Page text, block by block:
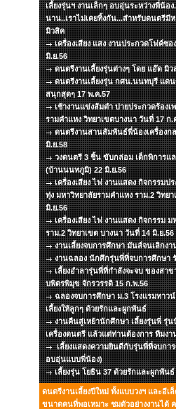
เลี้ยงรุ่นฯ งานเล็กๆ อบอุ่นระหว่างพี่น้อง
นาน..เราไม่เคยทิ้งกัน...สำหรับดนตรีมี
มิวสิค
เครื่องเสียง แสง งานประกวดโฟค์ซอ
มิ.ย.56
ดนตรีงานเลี้ยงรุ่นต่างๆ โดย แอ๊ด มิว
ดนตรีงานเลี้ยงรุ่น กศน.นนทบุรี แด
สนุกสุดๆ 17 พ.ค.57
เช้างานแข่งส้มตำ บ่ายประกวดร้องเ
รามคำแหง วิทยาเขตบางนา วันที่ 17 ก.
ดนตรีงานสานสัมพันธ์พี่น้องเครื่องก
มิ.ย.58
วงดนตรี 3 ชิ้น ขับกล่อม เด็กพิการแ
(บ้านนนทภูมิ) 22 มิ.ย.56
เครื่องเสียง ไฟ งานแสดง กิจกรรมป
ทุ่ง มหาวิทยาลัยรามคำแหง ราม.2 วิทย
มิ.ย.56
เครื่องเสียง ไฟ งานแสดง กิจกรรม
ราม.2 วิทยาเขต บางนา วันที่ 14 มิ.ย.56
งานเลี้ยงจบการศึกษา มันส์จนเลิกงา
งานฉลอง นักศึกรุ่นพี่ที่จบการศึกษา
เลี้ยงอำลารุ่นพี่ที่กำลังจะจบ ของสา
บพิตรพิมุข จักรวรรดิ 15 ก.พ.56
ฉลองจบการศึกษา ม.3 โรงแรมทาว
เลี้ยงให้ลูกๆ ด้วยรักและผูกพันธ์
งานคืนสู่เหย้านักศึกษา เลี้ยงรุ่นพี่ รุ่น
เครื่องดนตรี แล้วแต่ท่านต้องการ ทีมงา
เลี้ยงแสดงความยินดีกับรุ่นพี่ที่จบกา
อบอุ่นแบบพี่น้อง)
เลี้ยงรุ่น โยธิน 37 ด้วยรักและผูกพัน
ดนตรีงานเลี้ยงปีใหม่ ทั้งแบบวงฯ และอีเ
ขนาดคนที่พอเหมาะ ชมตัวอย่างงานได้